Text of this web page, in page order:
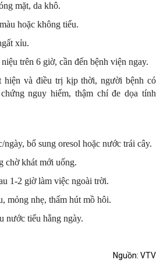
mặt, da khô.
hoặc không tiểu.
xỉu.
trên 6 giờ, cần đến bệnh viện ngay.
hiện và điều trị kịp thời, người bệnh có
nguy hiểm, thậm chí đe dọa tính
bổ sung oresol hoặc nước trái cây.
chờ khát mới uống.
1-2 giờ làm việc ngoài trời.
mỏng nhẹ, thấm hút mồ hôi.
nước tiểu hằng ngày.
Nguồn: VTV